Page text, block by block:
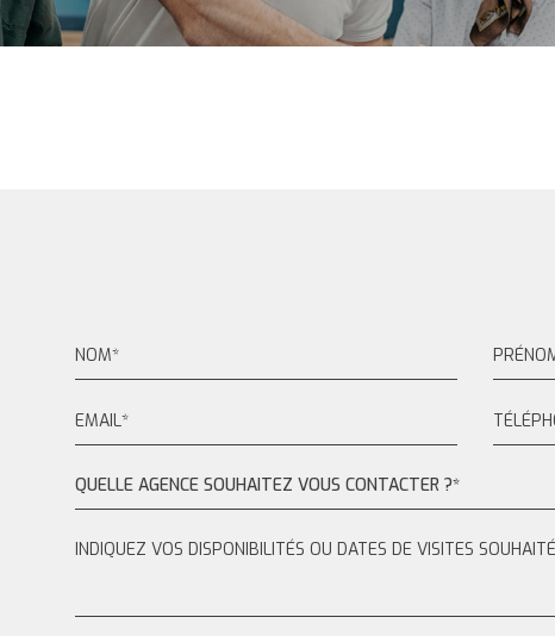
QUELLE AGENCE SOUHAITEZ VOUS CONTACTER ?*